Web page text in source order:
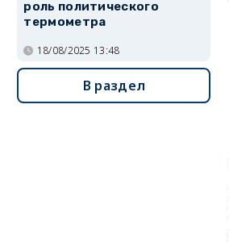
роль политического
термометра
18/08/2025 13:48
В раздел